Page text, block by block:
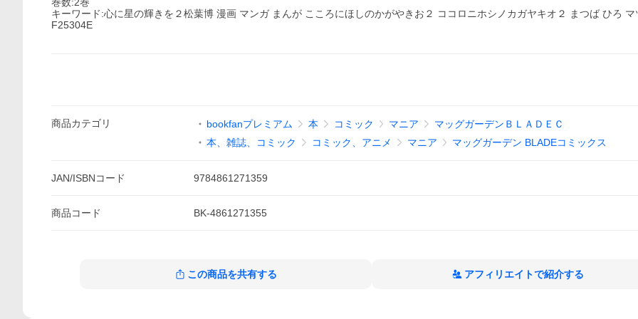
キーワード:心に星の輝きを２松葉博 漫画 マンガ まんが こころにほしのかがやきお２ ココロニホシノカガヤキオ２ まつば ひろ マ
F25304E
商品カテゴリ bookfanプレミアム 本 コミック マニア
マッグガーデンＢＬＡＤＥＣ
本、雑誌、コミック
コミック、アニメ マニア マッグガーデン BLADEコミックス
JAN/ISBNコード 9784861271359
商品コード BK-4861271355
この商品を共有する アフィリエイトで紹介する